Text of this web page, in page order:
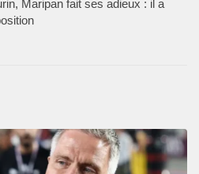
Maripan fait ses adieux : il a